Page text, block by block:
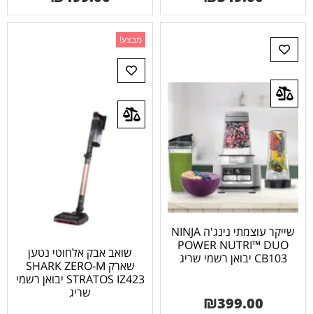
שייקר עוצמתי נינג'ה NINJA
POWER NUTRI™ DUO
CB103 יבואן רשמי שריג
₪399.00
מבצע!
שואב אבק אלחוטי נטען
שארק SHARK ZERO-M
STRATOS IZ423 יבואן רשמי
שריג